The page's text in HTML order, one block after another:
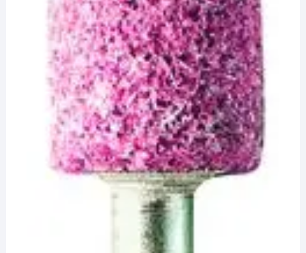
¡Hola! Soy el asesor virtual de Ferretería El Arroyo.
Cuéntame qué necesitas y te ayudo a encontrarlo,
aunque no sepas el nombre exacto